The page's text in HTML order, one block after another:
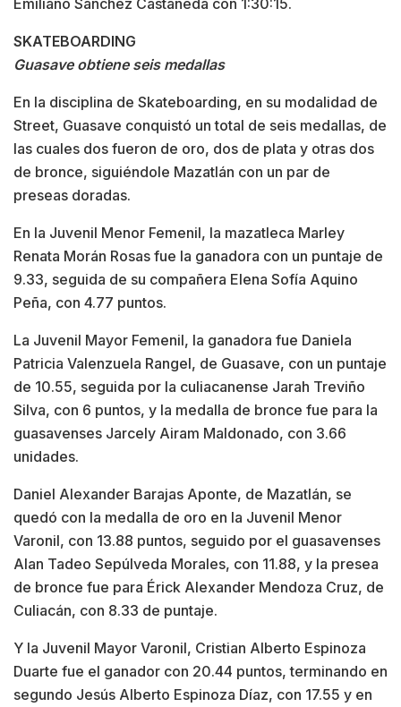
SKATEBOARDING
Guasave obtiene seis medallas
En la disciplina de Skateboarding, en su modalidad de
Street, Guasave conquistó un total de seis medallas, de
las cuales dos fueron de oro, dos de plata y otras dos
de bronce, siguiéndole Mazatlán con un par de
preseas doradas.
En la Juvenil Menor Femenil, la mazatleca Marley
Renata Morán Rosas fue la ganadora con un puntaje de
9.33, seguida de su compañera Elena Sofía Aquino
Peña, con 4.77 puntos.
La Juvenil Mayor Femenil, la ganadora fue Daniela
Patricia Valenzuela Rangel, de Guasave, con un puntaje
de 10.55, seguida por la culiacanense Jarah Treviño
Silva, con 6 puntos, y la medalla de bronce fue para la
guasavenses Jarcely Airam Maldonado, con 3.66
unidades.
Daniel Alexander Barajas Aponte, de Mazatlán, se
quedó con la medalla de oro en la Juvenil Menor
Varonil, con 13.88 puntos, seguido por el guasavenses
Alan Tadeo Sepúlveda Morales, con 11.88, y la presea
de bronce fue para Érick Alexander Mendoza Cruz, de
Culiacán, con 8.33 de puntaje.
Y la Juvenil Mayor Varonil, Cristian Alberto Espinoza
Duarte fue el ganador con 20.44 puntos, terminando en
segundo Jesús Alberto Espinoza Díaz, con 17.55 y en